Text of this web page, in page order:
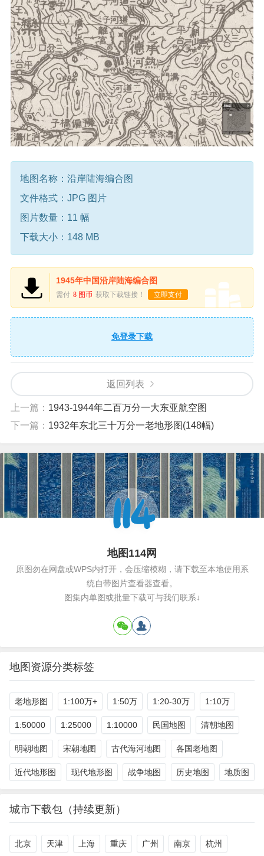
地图名称：沿岸陆海编合图
文件格式：JPG 图片
图片数量：11 幅
下载大小：148 MB
1945年中国沿岸陆海编合图
需付 8 图币 获取下载链接！ 立即支付
免登录下载
返回列表
上一篇： 1943-1944年二百万分一大东亚航空图
下一篇： 1932年东北三十万分一老地形图(148幅)
地图114网
原图勿在网盘或WPS内打开，会压缩模糊，请下载至本地使用系
统自带图片查看器查看。
图集内单图或批量下载可与我们联系↓
地图资源分类标签
老地形图 1:100万+ 1:50万 1:20-30万 1:10万
1:50000 1:25000 1:10000 民国地图 清朝地图
明朝地图 宋朝地图 古代海河地图 各国老地图
近代地形图 现代地形图 战争地图 历史地图 地质图
城市下载包（持续更新）
北京 天津 上海 重庆 广州 南京 杭州